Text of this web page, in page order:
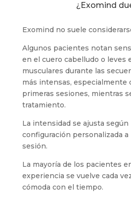
¿Exomind
Exomind no suele
Algunos pacientes notan
en el cuero cabelludo o leves
musculares durante las
más intensas, especialmente
primeras sesiones, mientras
tratamiento.
La intensidad se ajusta según
configuración personalizada a
sesión.
La mayoría de los pacientes
experiencia se vuelve cada
cómoda con el tiempo.